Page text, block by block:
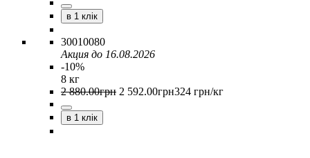
в 1 клік
30010080
Акция до 16.08.2026
-10%
8 кг
2 880.00грн 2 592.00грн324 грн/кг
в 1 клік